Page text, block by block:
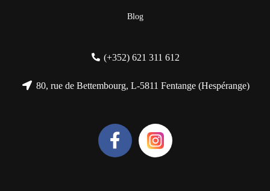
Blog
(+352) 621 311 612
80, rue de Bettembourg, L-5811 Fentange (Hespérange)